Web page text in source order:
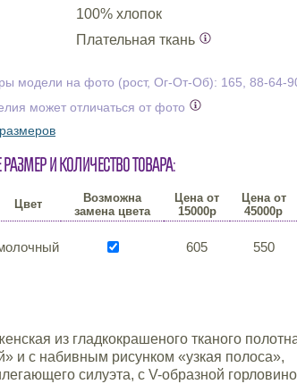
100% хлопок
Плательная ткань
модели на фото (рост, Ог-От-Об): 165, 88-64-
может отличаться от фото
размер и количество товара:
Цвет
Возможна
замена цвета
Цена от
15000р
Цена от
45000р
605 550
из гладкокрашеного тканого
и с набивным рисунком «узкая полоса»,
силуэта, с V-образной